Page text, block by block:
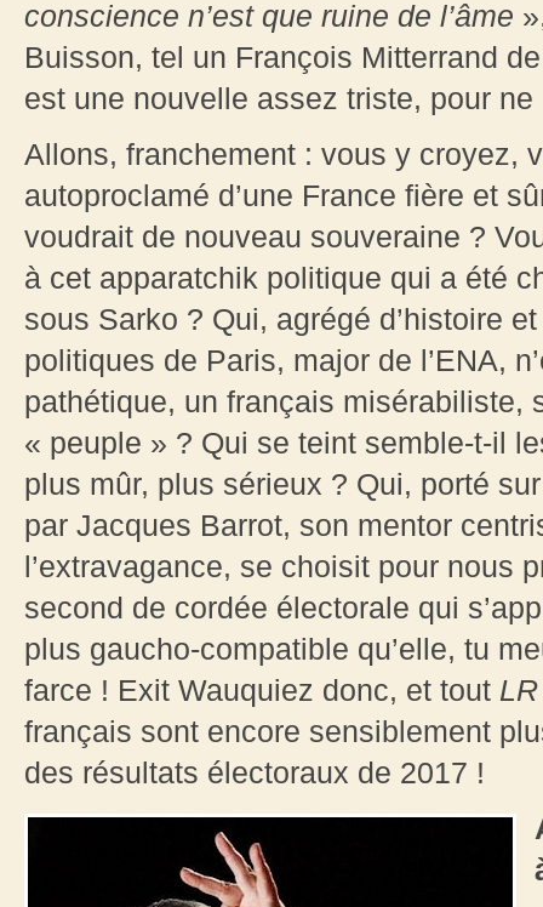
conscience n’est que ruine de l’âme
Buisson, tel un François Mitterrand
est une nouvelle assez triste, pour
Allons, franchement : vous y croyez,
autoproclamé d’une France fière et
voudrait de nouveau souveraine ?
à cet apparatchik politique qui a été
sous Sarko ? Qui, agrégé d’histoire
politiques de Paris, major de l’ENA,
pathétique, un français misérabiliste,
« peuple » ? Qui se teint semble-t-il
plus mûr, plus sérieux ? Qui, porté
par Jacques Barrot, son mentor
l’extravagance, se choisit pour nous
second de cordée électorale qui
plus gaucho-compatible qu’elle, tu
farce ! Exit Wauquiez donc, et tout LR
français sont encore sensiblement
des résultats électoraux de 2017 !